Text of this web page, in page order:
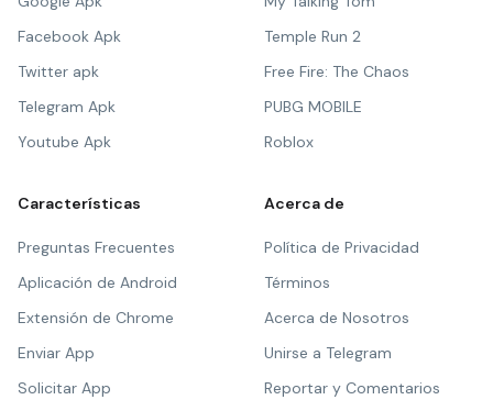
Facebook Apk
Twitter apk
Telegram Apk
Youtube Apk
Temple Run 2
Free Fire: The Chaos
PUBG MOBILE
Roblox
Características
Preguntas Frecuentes
Aplicación de Android
Extensión de Chrome
Enviar App
Solicitar App
Acerca de
Política de Privacidad
Términos
Acerca de Nosotros
Unirse a Telegram
Reportar y Comentarios